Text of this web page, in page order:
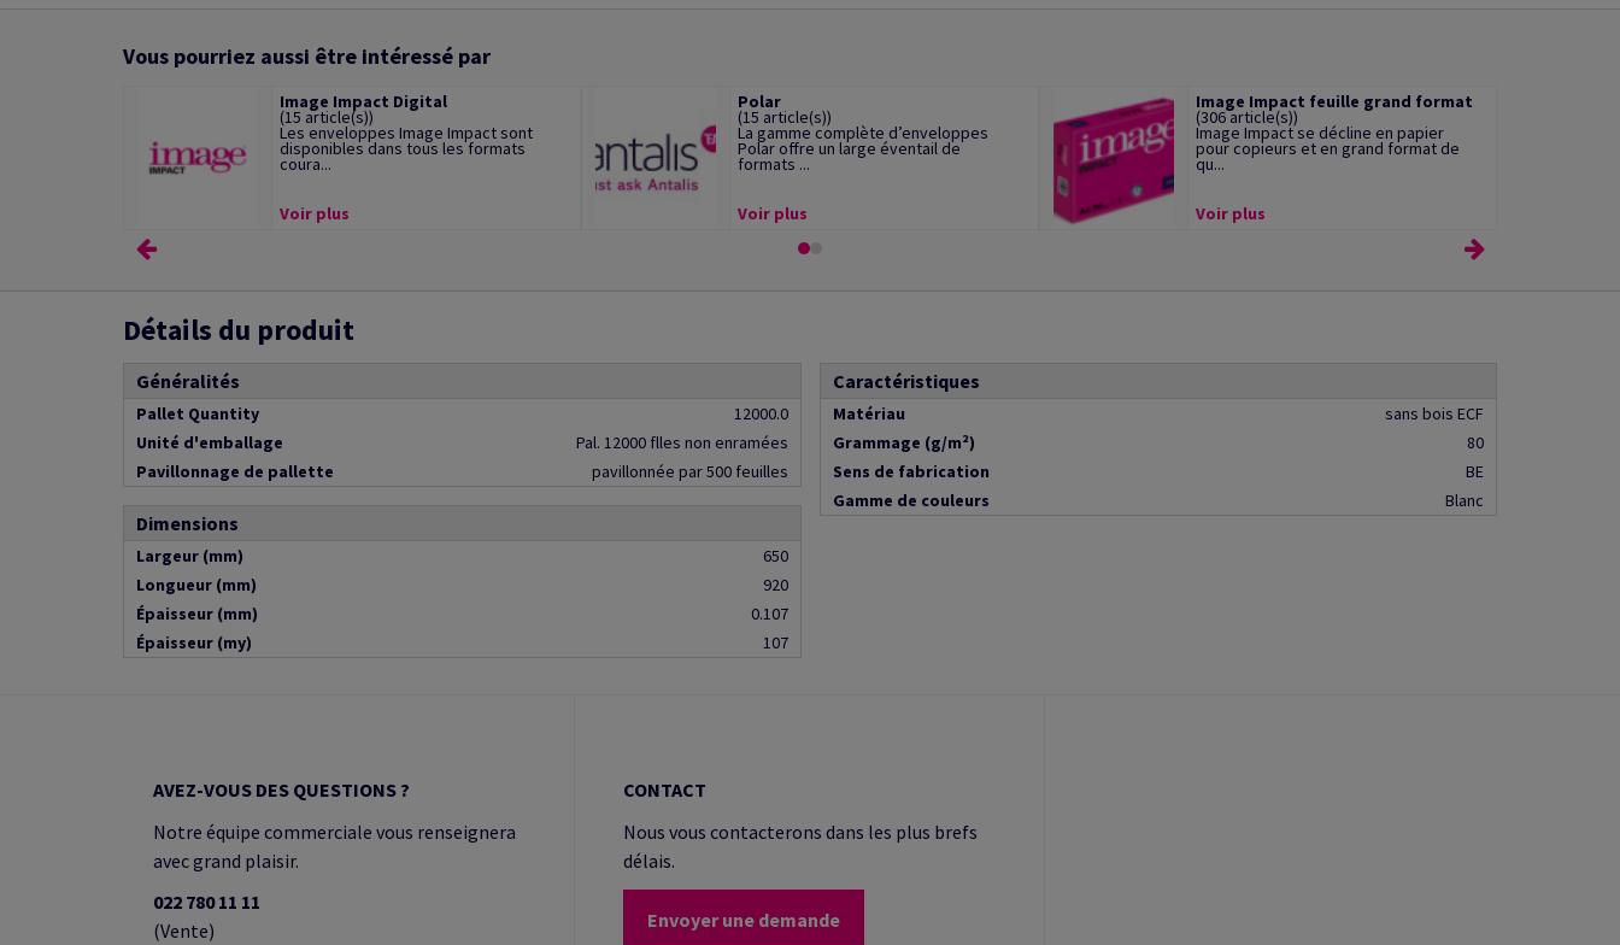
Vous pourriez aussi être intéressé par
Image Impact Digital
(15 article(s))
Les enveloppes Image Impact sont
disponibles dans tous les formats
coura...
Voir plus
Polar
(15 article(s))
La gamme complète d’enveloppes
Polar offre un large éventail de
formats ...
Voir plus
Image Impact feuille grand format
(306 article(s))
Image Impact se décline en papier
pour copieurs et en grand format de
qu...
Voir plus
Détails du produit
Généralités
Pallet Quantity
12000.0
Unité d'emballage
Pal. 12000 flles non enramées
Pavillonnage de pallette
pavillonnée par 500 feuilles
Dimensions
Largeur (mm)
650
Longueur (mm)
920
Épaisseur (mm)
0.107
Épaisseur (my)
107
Caractéristiques
Matériau
sans bois ECF
Grammage (g/m²)
80
Sens de fabrication
BE
Gamme de couleurs
Blanc
AVEZ-VOUS DES QUESTIONS ?
Notre équipe commerciale vous renseignera
avec grand plaisir.
022 780 11 11
(Vente)
CONTACT
Nous vous contacterons dans les plus brefs
délais.
Envoyer une demande